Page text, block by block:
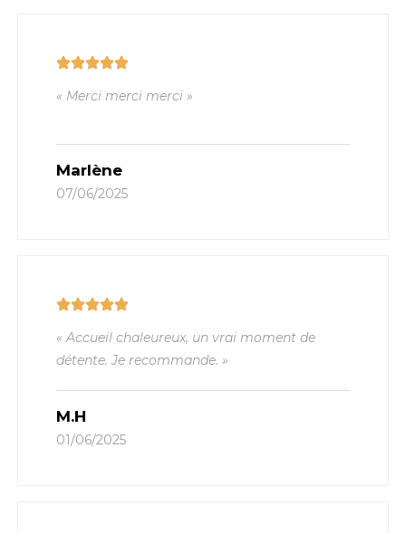
« Merci merci merci »
Marlène
07/06/2025
« Accueil chaleureux, un vrai moment de
détente. Je recommande. »
M.H
01/06/2025